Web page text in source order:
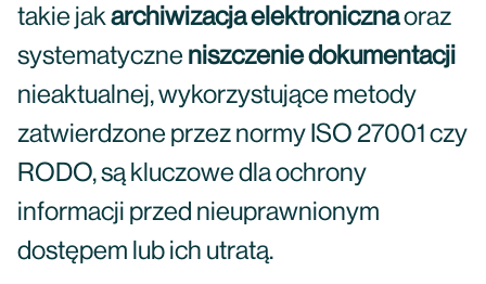
takie jakarchiwizacja elektronicznaoraz
systematyczne niszczenie dokumentacji
nieaktualnej, wykorzystujące metody
zatwierdzone przez normy ISO 27001 czy
RODO, są kluczowe dla ochrony
informacji przed nieuprawnionym
dostępem lub ich utratą.